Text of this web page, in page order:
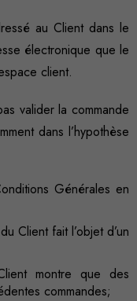
au Client dans le
électronique que le
client.
valider la commande
dans l’hypothèse
Générales en
Client fait l’objet d’un
montre que des
commandes;
cookies